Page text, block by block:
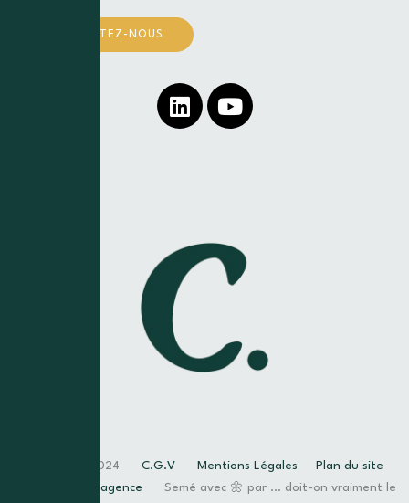
CONTACTEZ-NOUS
Copyright © 2024 C.G.V Mentions Légales
Plan du site
Trouvez votre agence Semé avec 🌼 par … doit-on vraiment le